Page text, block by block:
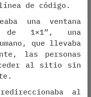
de código.
una ventana
1×1”, una
que llevaba
las personas
al sitio sin
al